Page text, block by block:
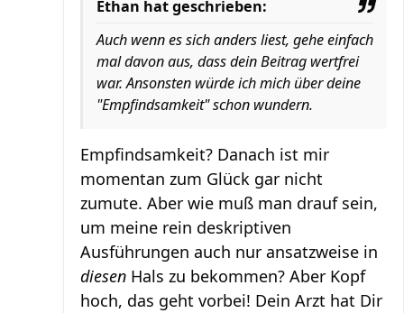
Ethan hat geschrieben:
Auch wenn es sich anders liest, gehe einfach
mal davon aus, dass dein Beitrag wertfrei
war. Ansonsten würde ich mich über deine
"Empfindsamkeit" schon wundern.
Empfindsamkeit? Danach ist mir
momentan zum Glück gar nicht
zumute. Aber wie muß man drauf sein,
um meine rein deskriptiven
Ausführungen auch nur ansatzweise in
diesen Hals zu bekommen? Aber Kopf
hoch, das geht vorbei! Dein Arzt hat Dir